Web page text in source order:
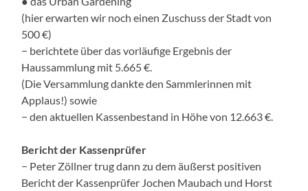
(hier erwarten wir noch einen Zuschuss der Stadt von
500 €)
− berichtete über das vorläufige Ergebnis der
Haussammlung mit 5.665 €.
(Die Versammlung dankte den Sammlerinnen mit
Applaus!) sowie
− den aktuellen Kassenbestand in Höhe von 12.663 €.
Bericht der Kassenprüfer
− Peter Zöllner trug dann zu dem äußerst positiven
Bericht der Kassenprüfer Jochen Maubach und Horst